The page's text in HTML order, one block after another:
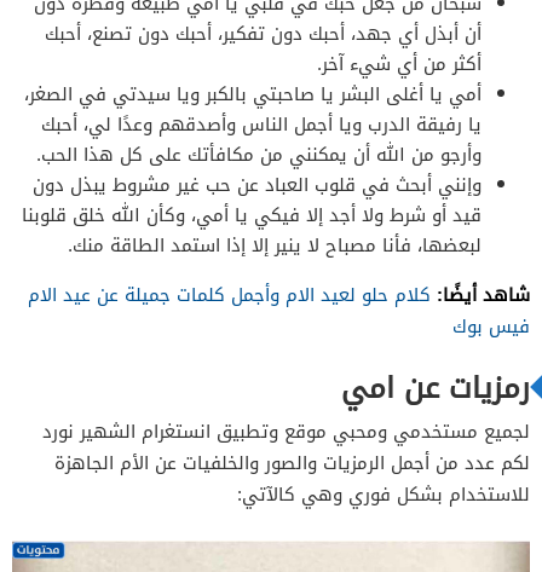
أن أبذل أي جهد، أحبك دون تفكير، أحبك دون تصنع، أحبك
أكثر من أي شيء آخر.
أمي يا أغلى البشر يا صاحبتي بالكبر ويا سيدتي في الصغر،
يا رفيقة الدرب ويا أجمل الناس وأصدقهم وعدًا لي، أحبك
وأرجو من الله أن يمكنني من مكافأتك على كل هذا الحب.
وإنني أبحث في قلوب العباد عن حب غير مشروط يبذل دون
قيد أو شرط ولا أجد إلا فيكي يا أمي، وكأن الله خلق قلوبنا
لبعضها، فأنا مصباح لا ينير إلا إذا استمد الطاقة منك.
شاهد أيضًا: كلام حلو لعيد الام وأجمل كلمات جميلة عن عيد الام
فيس بوك
رمزيات عن امي
لجميع مستخدمي ومحبي موقع وتطبيق انستغرام الشهير نورد
لكم عدد من أجمل الرمزيات والصور والخلفيات عن الأم الجاهزة
للاستخدام بشكل فوري وهي كالآتي: